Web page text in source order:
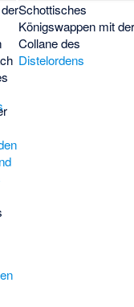
Schottisches
Königswappen mit der
Collane des
Distelordens